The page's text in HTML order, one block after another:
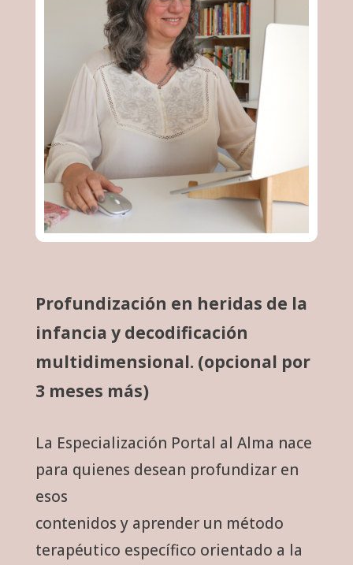
Profundización en heridas de la
infancia y decodificación
multidimensional. (opcional por
3 meses más)
La Especialización Portal al Alma nace
para quienes desean profundizar en
esos
contenidos y aprender un método
terapéutico específico orientado a la